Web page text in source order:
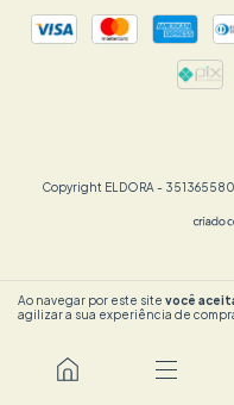
Ao navegar por este site você
agilizar a sua experiência de
Copyright ELDORA -